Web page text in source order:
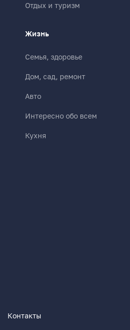
Отдых и туризм
Жизнь
Семья, здоровье
Дом, сад, ремонт
Авто
Интересно обо всем
Кухня
Контакты